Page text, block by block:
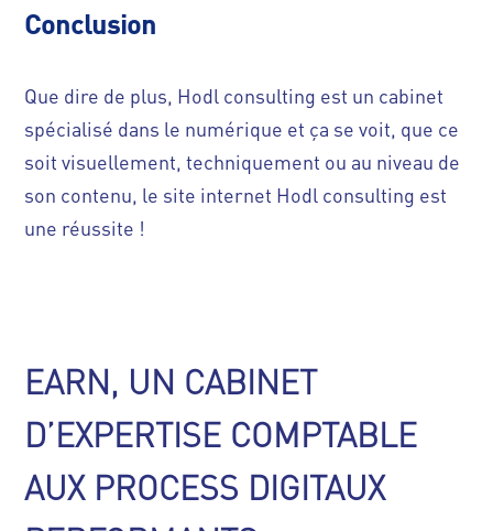
Conclusion
Que dire de plus, Hodl consulting est un cabinet
spécialisé dans le numérique et ça se voit, que ce
soit visuellement, techniquement ou au niveau de
son contenu, le site internet Hodl consulting est
une réussite !
EARN, UN CABINET
D’EXPERTISE COMPTABLE
AUX PROCESS DIGITAUX